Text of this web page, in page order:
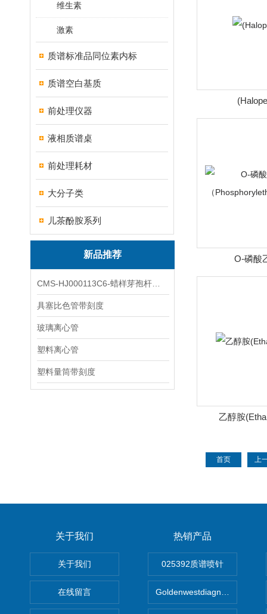
维生素
激素
质谱标准品同位素内标
质谱空白基质
前处理仪器
液相质谱桌
前处理耗材
大分子类
儿茶酚胺系列
新品推荐
具塞比色管带刻度
玻璃离心管
塑料离心管
塑料量筒带刻度
O-磷酸
（
乙醇胺
首页 上
关于我们
关于我们
在线留言
热销产品
025392质谱喷针
Goldenwestdiagnostics总代